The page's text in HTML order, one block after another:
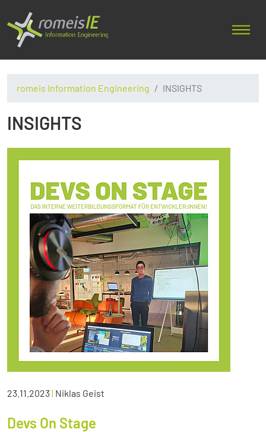
romeis Information Engineering INSIGHTS
INSIGHTS
23.11.2023| Niklas Geist
Devs On Stage